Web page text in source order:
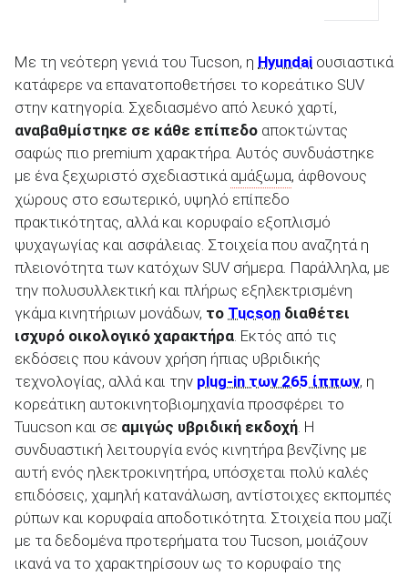
Με τη νεότερη γενιά του Tucson, η Hyundai ουσιαστικά
κατάφερε να επανατοποθετήσει το κορεάτικο SUV
στην κατηγορία. Σχεδιασμένο από λευκό χαρτί,
αναβαθμίστηκε σε κάθε επίπεδο αποκτώντας
σαφώς πιο premium χαρακτήρα. Αυτός συνδυάστηκε
με ένα ξεχωριστό σχεδιαστικά αμάξωμα, άφθονους
χώρους στο εσωτερικό, υψηλό επίπεδο
πρακτικότητας, αλλά και κορυφαίο εξοπλισμό
ψυχαγωγίας και ασφάλειας. Στοιχεία που αναζητά η
πλειονότητα των κατόχων SUV σήμερα. Παράλληλα, με
την πολυσυλλεκτική και πλήρως εξηλεκτρισμένη
γκάμα κινητήριων μονάδων, το Tucson διαθέτει
ισχυρό οικολογικό χαρακτήρα . Εκτός από τις
εκδόσεις που κάνουν χρήση ήπιας υβριδικής
τεχνολογίας, αλλά και την plug-in των 265 ίππων, η
κορεάτικη αυτοκινητοβιομηχανία προσφέρει το
Tuucson και σε αμιγώς υβριδική εκδοχή . Η
συνδυαστική λειτουργία ενός κινητήρα βενζίνης με
αυτή ενός ηλεκτροκινητήρα, υπόσχεται πολύ καλές
επιδόσεις, χαμηλή κατανάλωση, αντίστοιχες εκπομπές
ρύπων και κορυφαία αποδοτικότητα. Στοιχεία που μαζί
με τα δεδομένα προτερήματα του Tucson, μοιάζουν
ικανά να το χαρακτηρίσουν ως το κορυφαίο της